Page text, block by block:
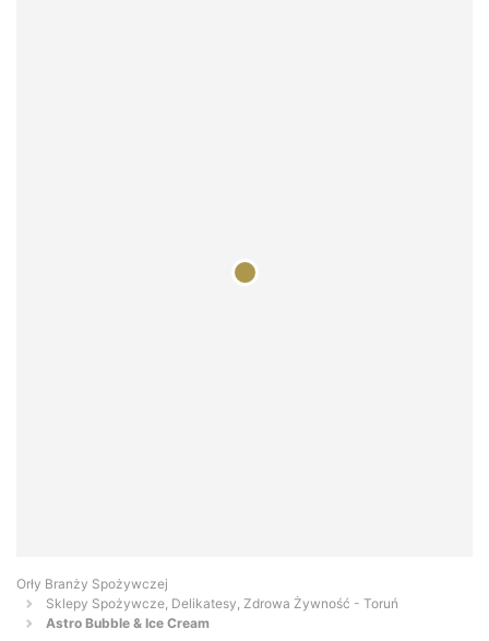
Orły Branży Spożywczej
Sklepy Spożywcze, Delikatesy, Zdrowa Żywność - Toruń
Astro Bubble & Ice Cream